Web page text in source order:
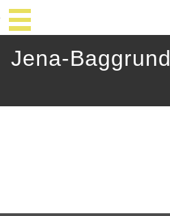
Jena-Baggrund